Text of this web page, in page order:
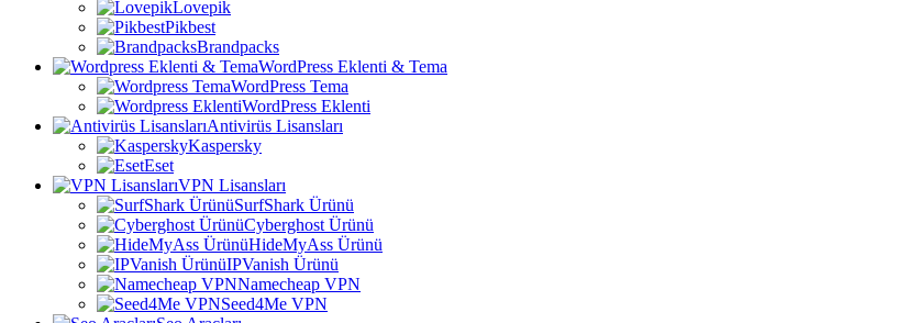
Lovepik
Pikbest
Brandpacks
WordPress Eklenti & Tema
WordPress Tema
WordPress Eklenti
Antivirüs Lisansları
Kaspersky
Eset
VPN Lisansları
SurfShark Ürünü
Cyberghost Ürünü
HideMyAss Ürünü
IPVanish Ürünü
Namecheap VPN
Seed4Me VPN